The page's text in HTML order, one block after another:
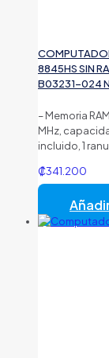
8845HS SIN
B03231-024
– Memoria
MHz,
incluido, 1
₡341.200